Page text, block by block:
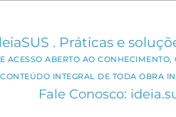
. Práticas e
ACESSO ABERTO AO
INTEGRAL DE TODA OBRA
Fale Conosco: